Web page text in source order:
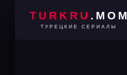
TURKRU .MOM
ТУРЕЦКИЕ СЕРИАЛЫ